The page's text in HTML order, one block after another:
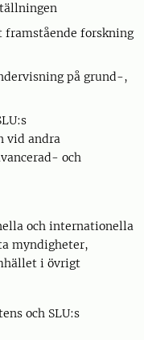
forskning
på grund-,
vid andra
och
och internationella
myndigheter,
i övrigt
och SLU:s